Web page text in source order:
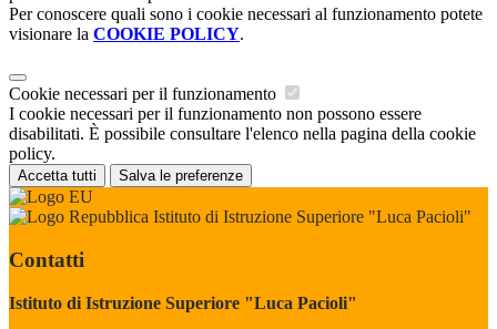
Per conoscere quali sono i cookie necessari al funzionamento potete
visionare la COOKIE POLICY.
Cookie necessari per il funzionamento
I cookie necessari per il funzionamento non possono essere
disabilitati. È possibile consultare l'elenco nella pagina della cookie
policy.
Accetta tutti Salva le preferenze
Istituto di Istruzione Superiore "Luca Pacioli"
Contatti
Istituto di Istruzione Superiore "Luca Pacioli"